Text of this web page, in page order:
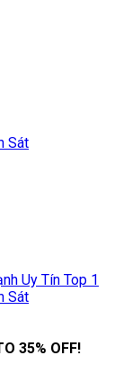
Sát
Uy Tín Top 1
Sát
35% OFF!